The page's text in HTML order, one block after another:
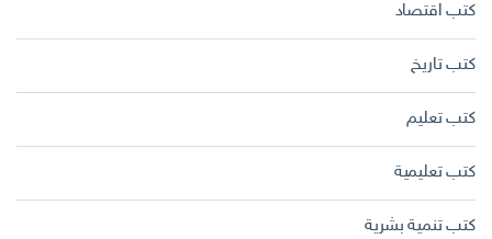
كتب اقتصاد
كتب تاريخ
كتب تعليم
كتب تعليمية
كتب تنمية بشرية